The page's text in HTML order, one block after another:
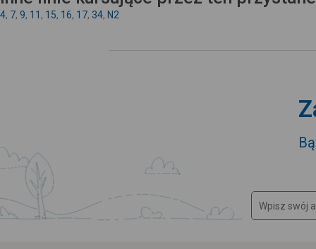
4, 7, 9, 11 , 15, 16, 17, 34, N2